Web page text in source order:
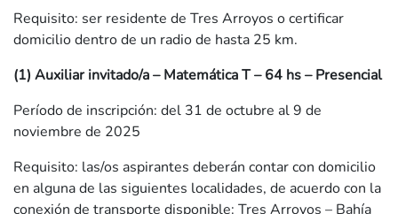
Requisito: ser residente de Tres Arroyos o certificar
domicilio dentro de un radio de hasta 25 km.
(1) Auxiliar invitado/a – Matemática T – 64 hs – Presencial
Período de inscripción: del 31 de octubre al 9 de
noviembre de 2025
Requisito: las/os aspirantes deberán contar con domicilio
en alguna de las siguientes localidades, de acuerdo con la
conexión de transporte disponible: Tres Arroyos – Bahía